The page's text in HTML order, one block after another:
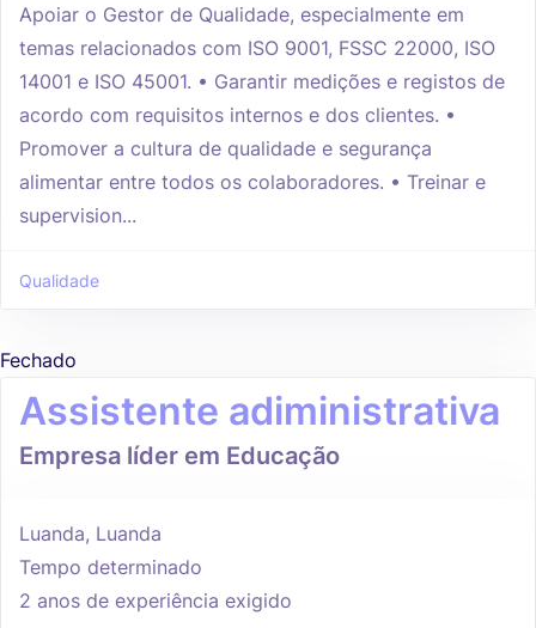
Apoiar o Gestor de Qualidade, especialmente em
temas relacionados com ISO 9001, FSSC 22000, ISO
14001 e ISO 45001. • Garantir medições e registos de
acordo com requisitos internos e dos clientes. •
Promover a cultura de qualidade e segurança
alimentar entre todos os colaboradores. • Treinar e
supervision...
Qualidade
Fechado
Assistente adiministrativa
Empresa líder em Educação
Luanda, Luanda
Tempo determinado
2 anos de experiência exigido